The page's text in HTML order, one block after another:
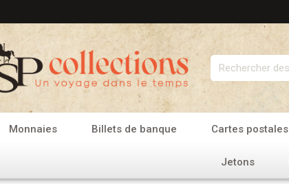
Rechercher
Monnaies Billets de banque Cartes postales
Jetons